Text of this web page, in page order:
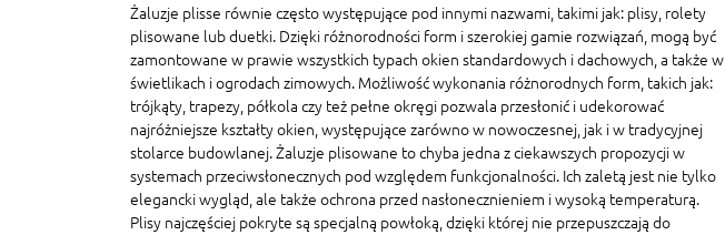
Żaluzje plisse równie często występujące pod innymi nazwami, takimi jak: plisy, rolety
plisowane lub duetki. Dzięki różnorodności form i szerokiej gamie rozwiązań, mogą być
zamontowane w prawie wszystkich typach okien standardowych i dachowych, a także w
świetlikach i ogrodach zimowych. Możliwość wykonania różnorodnych form, takich jak:
trójkąty, trapezy, półkola czy też pełne okręgi pozwala przesłonić i udekorować
najróżniejsze kształty okien, występujące zarówno w nowoczesnej, jak i w tradycyjnej
stolarce budowlanej. Żaluzje plisowane to chyba jedna z ciekawszych propozycji w
systemach przeciwsłonecznych pod względem funkcjonalności. Ich zaletą jest nie tylko
elegancki wygląd, ale także ochrona przed nasłonecznieniem i wysoką temperaturą.
Plisy najczęściej pokryte są specjalną powłoką, dzięki której nie przepuszczają do